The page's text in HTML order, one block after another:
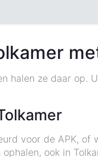
halen ze daar
voor de APK,
ook in